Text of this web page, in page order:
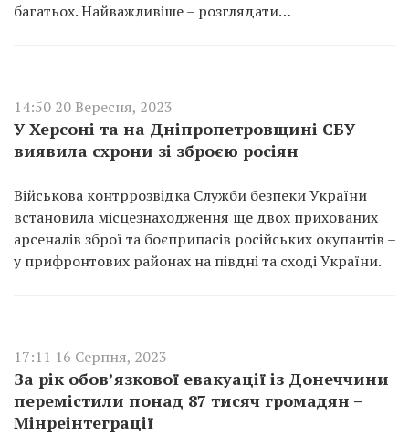
багатьох. Найважливіше – розглядати…
14:50 20 Вересня, 2023
У Херсоні та на Дніпропетровщині СБУ
виявила схрони зі зброєю росіян
Військова контррозвідка Служби безпеки України
встановила місцезнаходження ще двох прихованих
арсеналів зброї та боєприпасів російських окупантів –
у прифронтових районах на півдні та сході України.
17:11 16 Серпня, 2023
За рік обов’язкової евакуації із Донеччини
перемістили понад 87 тисяч громадян –
Мінреінтеграції